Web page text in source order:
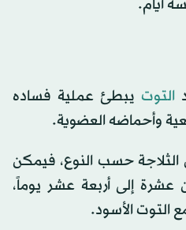
أيام.
التوت يبطئ عملية فساده
وأحماضه العضوية.
حسب النوع، فيمكن
عشرة إلى أربعة عشر يوماً،
التوت الأسود.